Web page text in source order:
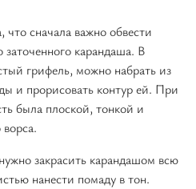
сначала важно обвести
карандаша. В
грифель, можно набрать из
и прорисовать контур ей. При
была плоской, тонкой и
закрасить карандашом всю
нанести помаду в тон.